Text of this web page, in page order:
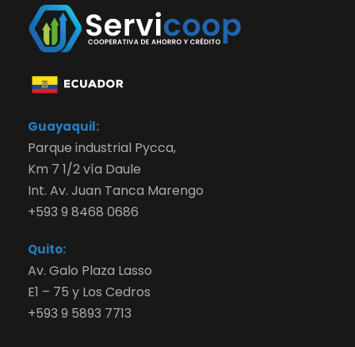
Guayaquil:
Parque industrial Pycca,
Km 7 1/2 vía Daule
Int. Av. Juan Tanca Marengo
+593 9 8468 0686
Quito:
Av. Galo Plaza Lasso
E1 – 75 y Los Cedros
+593 9 5893 7713